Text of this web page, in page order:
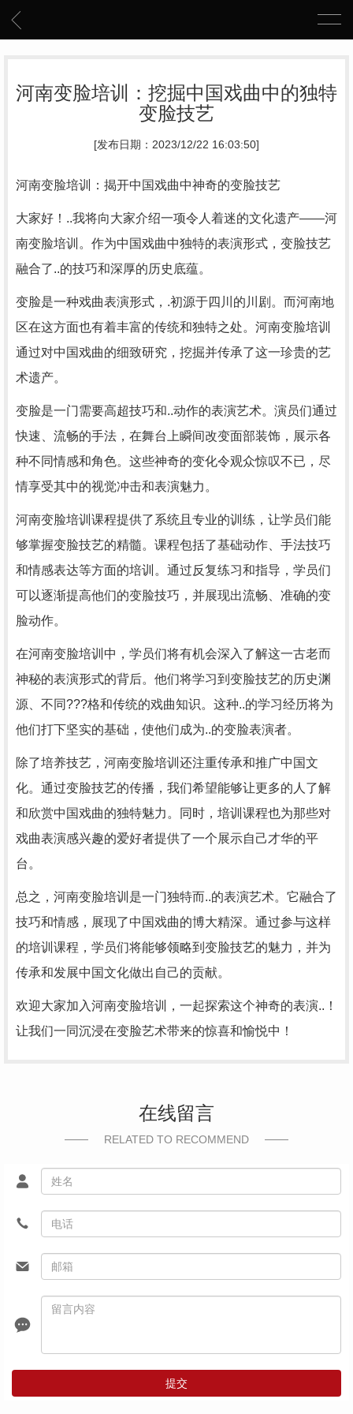
河南变脸培训：挖掘中国戏曲中的独特
变脸技艺
[发布日期：2023/12/22 16:03:50]
河南变脸培训：揭开中国戏曲中神奇的变脸技艺
大家好！..我将向大家介绍一项令人着迷的文化遗产——河
南变脸培训。作为中国戏曲中独特的表演形式，变脸技艺
融合了..的技巧和深厚的历史底蕴。
变脸是一种戏曲表演形式，.初源于四川的川剧。而河南地
区在这方面也有着丰富的传统和独特之处。河南变脸培训
通过对中国戏曲的细致研究，挖掘并传承了这一珍贵的艺
术遗产。
变脸是一门需要高超技巧和..动作的表演艺术。演员们通过
快速、流畅的手法，在舞台上瞬间改变面部装饰，展示各
种不同情感和角色。这些神奇的变化令观众惊叹不已，尽
情享受其中的视觉冲击和表演魅力。
河南变脸培训课程提供了系统且专业的训练，让学员们能
够掌握变脸技艺的精髓。课程包括了基础动作、手法技巧
和情感表达等方面的培训。通过反复练习和指导，学员们
可以逐渐提高他们的变脸技巧，并展现出流畅、准确的变
脸动作。
在河南变脸培训中，学员们将有机会深入了解这一古老而
神秘的表演形式的背后。他们将学习到变脸技艺的历史渊
源、不同???格和传统的戏曲知识。这种..的学习经历将为
他们打下坚实的基础，使他们成为..的变脸表演者。
除了培养技艺，河南变脸培训还注重传承和推广中国文
化。通过变脸技艺的传播，我们希望能够让更多的人了解
和欣赏中国戏曲的独特魅力。同时，培训课程也为那些对
戏曲表演感兴趣的爱好者提供了一个展示自己才华的平
台。
总之，河南变脸培训是一门独特而..的表演艺术。它融合了
技巧和情感，展现了中国戏曲的博大精深。通过参与这样
的培训课程，学员们将能够领略到变脸技艺的魅力，并为
传承和发展中国文化做出自己的贡献。
欢迎大家加入河南变脸培训，一起探索这个神奇的表演..！
让我们一同沉浸在变脸艺术带来的惊喜和愉悦中！
在线留言
RELATED TO RECOMMEND
提交